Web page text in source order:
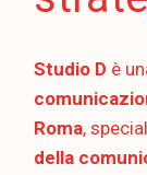
Studio D è
Roma,
della